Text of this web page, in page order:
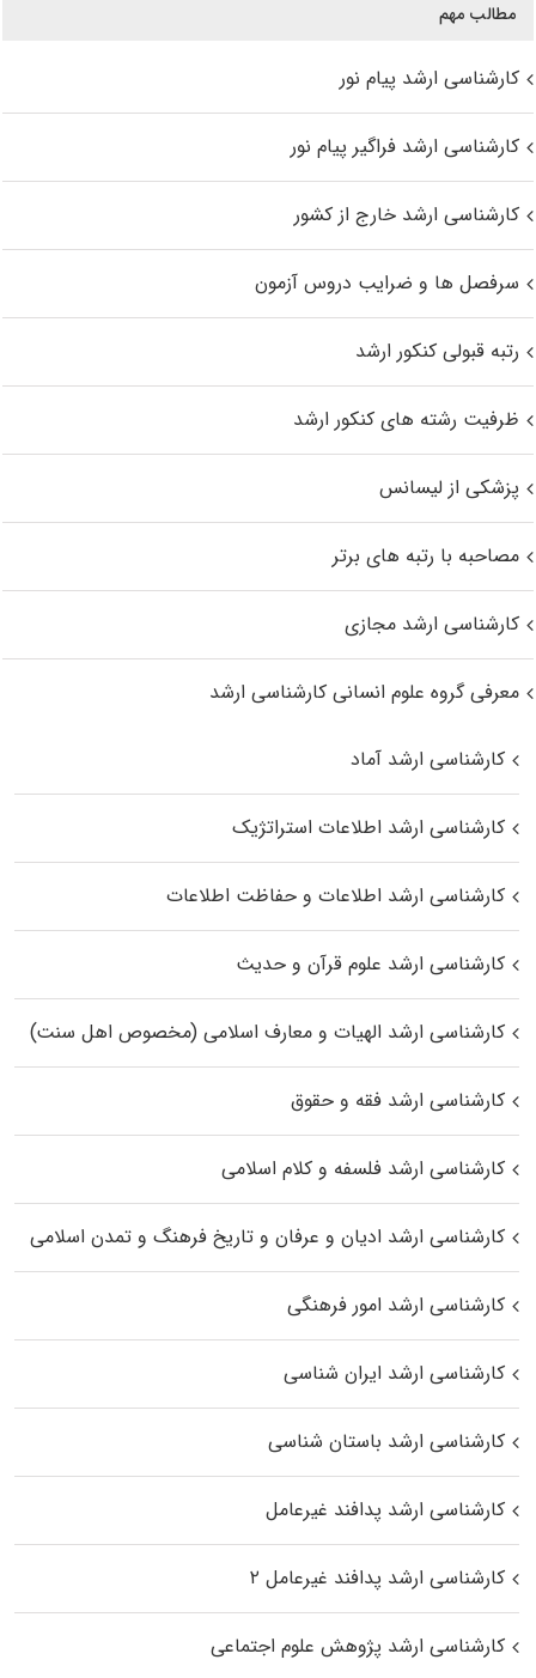
مطالب مهم
کارشناسی ارشد پیام نور
کارشناسی ارشد فراگیر پیام نور
کارشناسی ارشد خارج از کشور
سرفصل ها و ضرایب دروس آزمون
رتبه قبولی کنکور ارشد
ظرفیت رشته های کنکور ارشد
پزشکی از لیسانس
مصاحبه با رتبه های برتر
کارشناسی ارشد مجازی
معرفی گروه علوم انسانی کارشناسی ارشد
کارشناسی ارشد آماد
کارشناسی ارشد اطلاعات استراتژیک
کارشناسی ارشد اطلاعات و حفاظت اطلاعات
کارشناسی ارشد علوم قرآن و حدیث
کارشناسی ارشد الهیات و معارف اسلامی (مخصوص اهل سنت)
کارشناسی ارشد فقه و حقوق
کارشناسی ارشد فلسفه و کلام اسلامی
کارشناسی ارشد ادیان و عرفان و تاریخ فرهنگ و تمدن اسلامی
کارشناسی ارشد امور فرهنگی
کارشناسی ارشد ایران شناسی
کارشناسی ارشد باستان شناسی
کارشناسی ارشد پدافند غیرعامل
کارشناسی ارشد پدافند غیرعامل ۲
کارشناسی ارشد پژوهش علوم اجتماعی